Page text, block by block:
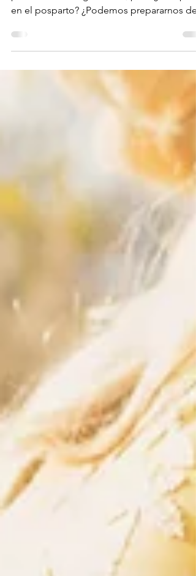
Las mujeres nos preparamos mucho para el
en el posparto? ¿Podemos prepararnos de
alguna...